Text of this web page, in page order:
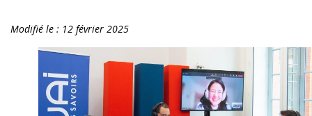
Modifié le : 12 février 2025